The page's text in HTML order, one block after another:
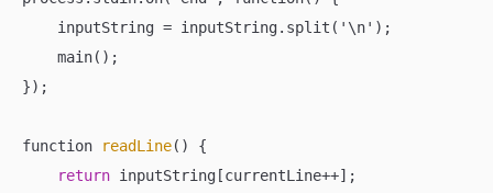
    inputString
= inputString.split('\n');
    main();
});
function readLine() {
return inputString[currentLine++];